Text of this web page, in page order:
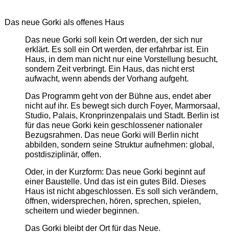
Das neue Gorki als offenes Haus
Das neue Gorki soll kein Ort werden, der sich nur
erklärt. Es soll ein Ort werden, der erfahrbar ist. Ein
Haus, in dem man nicht nur eine Vorstellung besucht,
sondern Zeit verbringt. Ein Haus, das nicht erst
aufwacht, wenn abends der Vorhang aufgeht.
Das Programm geht von der Bühne aus, endet aber
nicht auf ihr. Es bewegt sich durch Foyer, Marmorsaal,
Studio, Palais, Kronprinzenpalais und Stadt. Berlin ist
für das neue Gorki kein geschlossener nationaler
Bezugsrahmen. Das neue Gorki will Berlin nicht
abbilden, sondern seine Struktur aufnehmen: global,
postdisziplinär, offen.
Oder, in der Kurzform: Das neue Gorki beginnt auf
einer Baustelle. Und das ist ein gutes Bild. Dieses
Haus ist nicht abgeschlossen. Es soll sich verändern,
öffnen, widersprechen, hören, sprechen, spielen,
scheitern und wieder beginnen.
Das Gorki bleibt der Ort für das Neue.